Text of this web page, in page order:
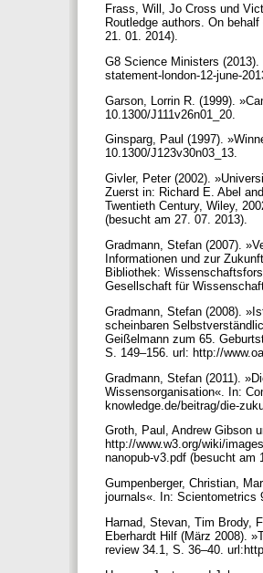
Frass, Will, Jo Cross und
Routledge authors. On
21. 01. 2014).
G8 Science Ministers
statement-london-12-june-
Garson, Lorrin R. (1999).
10.1300/J111v26n01_20.
Ginsparg, Paul (1997).
10.1300/J123v30n03_13.
Givler, Peter (2002).
Zuerst in: Richard E. Abel
Twentieth Century, Wiley,
(besucht am 27. 07. 2013).
Gradmann, Stefan (2007).
Informationen und zur
Bibliothek:
Gesellschaft für
Gradmann, Stefan (2008).
scheinbaren
Geißelmann zum 65.
S. 149–156. url: http://
Gradmann, Stefan (2011).
Wissensorganisation«. In:
knowledge.de/beitrag/die-
Groth, Paul, Andrew Gibson
http://www.w3.org/wiki/
nanopub-v3.pdf (besucht am
Gumpenberger, Christian,
journals«. In: Scientometrics
Harnad, Stevan, Tim Brody,
Eberhardt Hilf (März 2008).
review 34.1, S. 36–40.